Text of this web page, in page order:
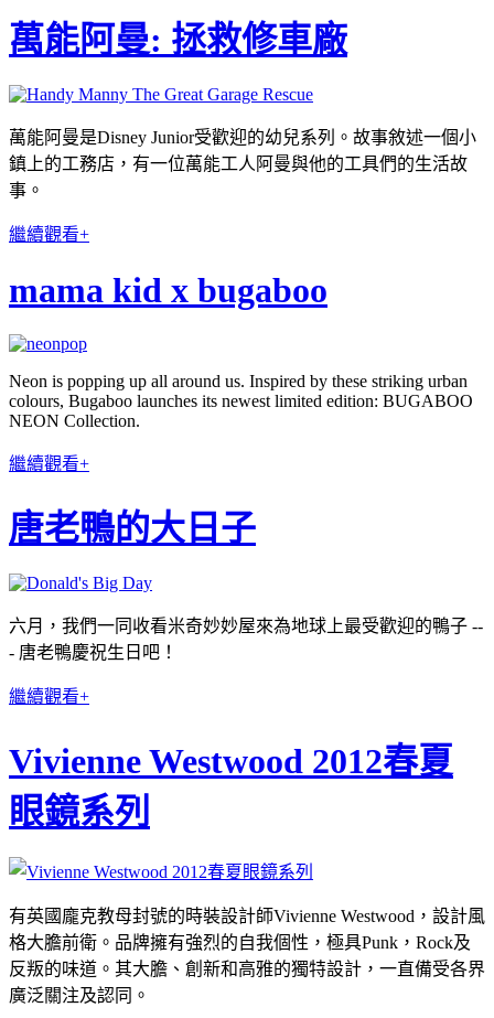
萬能阿曼: 拯救修車廠
萬能阿曼是Disney Junior受歡迎的幼兒系列。故事敘述一個小
鎮上的工務店，有一位萬能工人阿曼與他的工具們的生活故
事。
繼續觀看+
mama kid x bugaboo
Neon is popping up all around us. Inspired by these striking urban
colours, Bugaboo launches its newest limited edition: BUGABOO
NEON Collection.
繼續觀看+
唐老鴨的大日子
六月，我們一同收看米奇妙妙屋來為地球上最受歡迎的鴨子 --
- 唐老鴨慶祝生日吧！
繼續觀看+
Vivienne Westwood 2012春夏
眼鏡系列
有英國龐克教母封號的時裝設計師Vivienne Westwood，設計風
格大膽前衛。品牌擁有強烈的自我個性，極具Punk，Rock及
反叛的味道。其大膽、創新和高雅的獨特設計，一直備受各界
廣泛關注及認同。